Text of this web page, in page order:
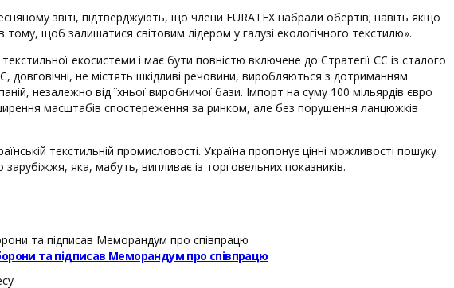
звіті, підтверджують, що члени EURATEX набрали обертів; навіть якщо
щоб залишатися світовим лідером у галузі екологічного текстилю».
екосистеми і має бути повністю включене до Стратегії ЄС із сталого
не містять шкідливі речовини, виробляються з дотриманням
незалежно від їхньої виробничої бази. Імпорт на суму 100 мільярдів євро
масштабів спостереження за ринком, але без порушення ланцюжків
текстильній промисловості. Україна пропонує цінні можливості пошуку
яка, мабуть, випливає із торговельних показників.
та підписав Меморандум про співпрацю